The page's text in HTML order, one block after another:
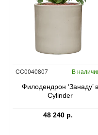
CC0040807 В
Филодендрон ‘Занаду’ в
Cylinder
48 240 р.